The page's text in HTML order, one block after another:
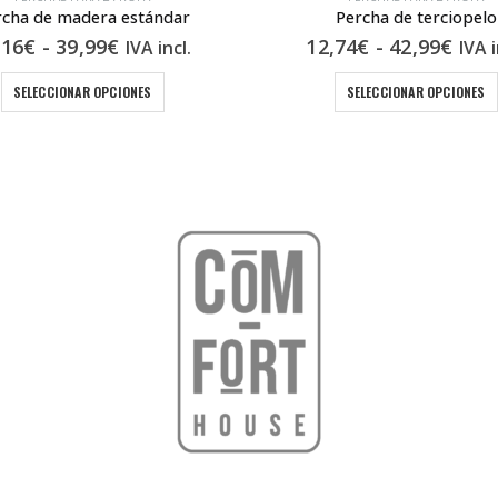
de madera estándar
€ - 39,99€Rango
precios:
desde
IVA incl.
SELECCIONAR OPCIONES
Este producto tiene múltiples variantes. Las opciones se pueden elegir en la página de producto
Percha de terciopelo
12,74€ - 42,99€
desde
IVA
SELECCIONAR OPCIONES